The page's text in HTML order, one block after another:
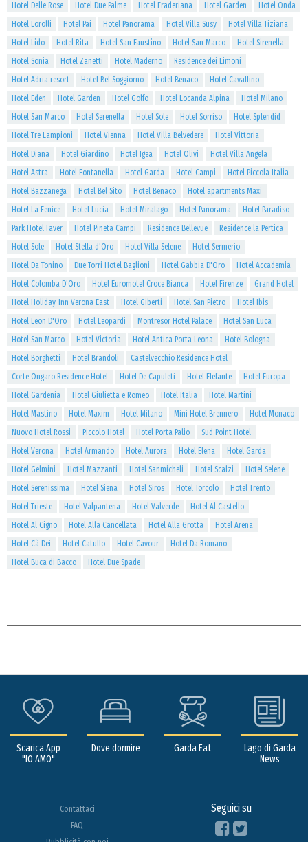
Hotel Delle Rose
Hotel Due Palme Hotel Fraderiana Hotel Garden
Hotel Onda
Hotel Lorolli
Hotel Pai Hotel Panorama Hotel Villa Susy
Hotel Villa Tiziana
Hotel Lido
Hotel Rita Hotel San Faustino Hotel San Marco
Hotel Sirenella
Hotel Sonia
Hotel Zanetti Hotel Maderno
Residence dei Limoni
Hotel Adria resort
Hotel Bel Soggiorno Hotel Benaco
Hotel Cavallino
Hotel Eden
Hotel Garden Hotel Golfo Hotel Locanda Alpina
Hotel Milano
Hotel San Marco
Hotel Serenella Hotel Sole Hotel Sorriso
Hotel Splendid
Hotel Tre Lampioni
Hotel Vienna Hotel Villa Belvedere
Hotel Vittoria
Hotel Diana
Hotel Giardino Hotel Igea Hotel Olivi
Hotel Villa Angela
Hotel Astra
Hotel Fontanella Hotel Garda Hotel Campi
Hotel Piccola Italia
Hotel Bazzanega
Hotel Bel Sito Hotel Benaco
Hotel apartments Maxi
Hotel La Fenice
Hotel Lucia Hotel Miralago Hotel Panorama
Hotel Paradiso
Park Hotel Faver
Hotel Pineta Campi Residence Bellevue
Residence la Pertica
Hotel Sole
Hotel Stella d'Oro Hotel Villa Selene
Hotel Sermerio
Hotel Da Tonino
Due Torri Hotel Baglioni Hotel Gabbia D'Oro
Hotel Accademia
Hotel Colomba D'Oro
Hotel Euromotel Croce Bianca Hotel Firenze
Grand Hotel
Hotel Holiday-Inn Verona East
Hotel Giberti Hotel San Pietro
Hotel Ibis
Hotel Leon D'Oro
Hotel Leopardi Montresor Hotel Palace
Hotel San Luca
Hotel San Marco
Hotel Victoria Hotel Antica Porta Leona
Hotel Bologna
Hotel Borghetti
Hotel Brandoli
Castelvecchio Residence Hotel
Corte Ongaro Residence Hotel
Hotel De Capuleti Hotel Elefante
Hotel Europa
Hotel Gardenia
Hotel Giulietta e Romeo Hotel Italia
Hotel Martini
Hotel Mastino
Hotel Maxim Hotel Milano Mini Hotel Brennero
Hotel Monaco
Nuovo Hotel Rossi
Piccolo Hotel Hotel Porta Palio
Sud Point Hotel
Hotel Verona
Hotel Armando Hotel Aurora Hotel Elena
Hotel Garda
Hotel Gelmini
Hotel Mazzanti Hotel Sanmicheli Hotel Scalzi
Hotel Selene
Hotel Serenissima
Hotel Siena Hotel Siros Hotel Torcolo
Hotel Trento
Hotel Trieste
Hotel Valpantena Hotel Valverde
Hotel Al Castello
Hotel Al Cigno
Hotel Alla Cancellata Hotel Alla Grotta
Hotel Arena
Hotel Cà Dei
Hotel Catullo Hotel Cavour
Hotel Da Romano
Hotel Buca di Bacco
Hotel Due Spade
Scarica App
"IO AMO"
Dove dormire Garda Eat
Lago di Garda
News
Contattaci
FAQ
Seguici su